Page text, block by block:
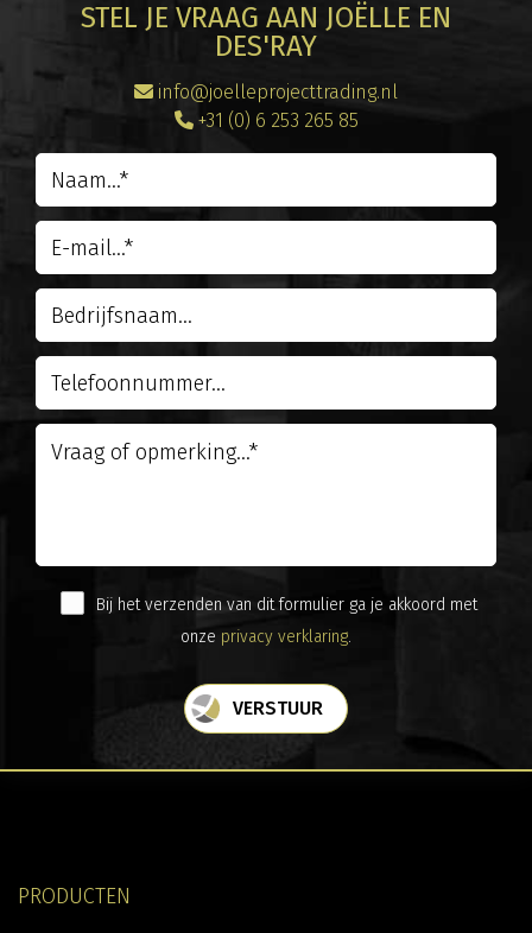
STEL JE VRAAG AAN JOËLLE EN
DES'RAY
info@joelleprojecttrading.nl
+31 (0) 6 253 265 85
Bij het verzenden van dit formulier ga je akkoord met
onze privacy verklaring.
VERSTUUR
PRODUCTEN